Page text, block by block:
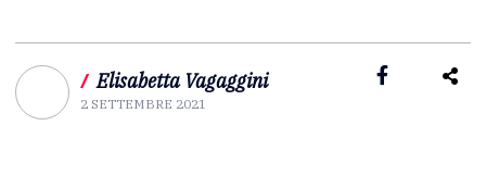
/ Elisabetta Vagaggini
2 SETTEMBRE 2021